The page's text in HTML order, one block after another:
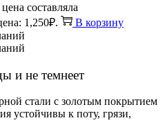
составляла
1,250₽.
В корзину
и не темнеет
стали с золотым покрытием
устойчивы к поту, грязи,